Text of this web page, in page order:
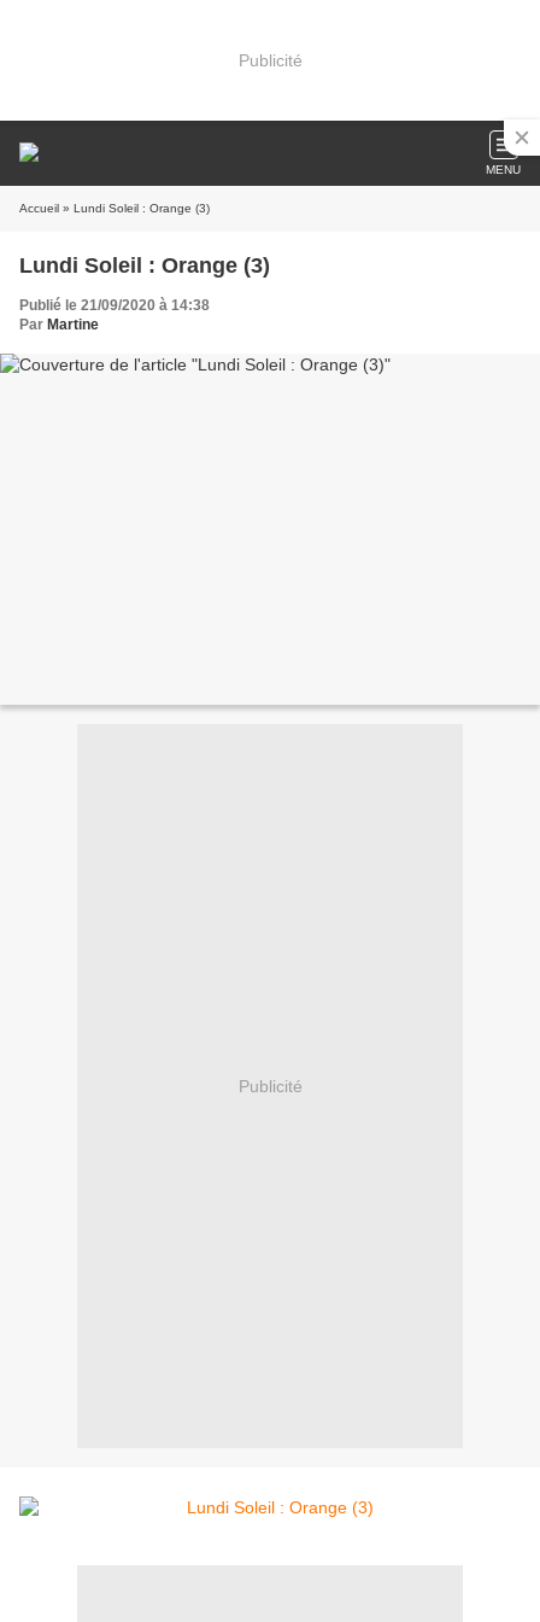
Publicité
MENU
Accueil » Lundi Soleil : Orange (3)
Lundi Soleil : Orange (3)
Publié le 21/09/2020 à 14:38
Par Martine
Publicité